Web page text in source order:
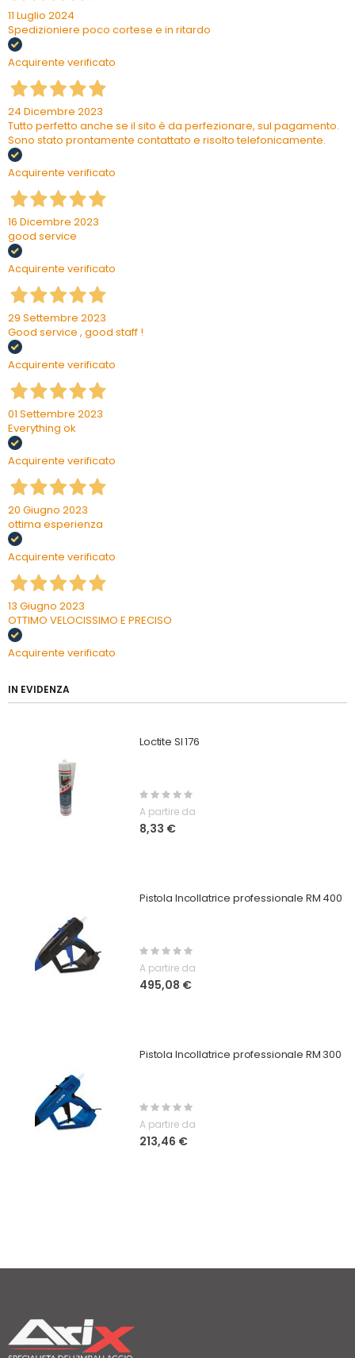
11 Luglio 2024
Spedizioniere poco cortese e in ritardo
Acquirente verificato
24 Dicembre 2023
Tutto perfetto anche se il sito è da perfezionare, sul pagamento.
Sono stato prontamente contattato e risolto telefonicamente.
Acquirente verificato
16 Dicembre 2023
good service
Acquirente verificato
29 Settembre 2023
Good service , good staff !
Acquirente verificato
01 Settembre 2023
Everything ok
Acquirente verificato
20 Giugno 2023
ottima esperienza
Acquirente verificato
13 Giugno 2023
OTTIMO VELOCISSIMO E PRECISO
Acquirente verificato
IN EVIDENZA
Loctite SI 176
Rating:
A partire da
8,33 €
Pistola Incollatrice professionale RM 400
Rating:
A partire da
495,08 €
Pistola Incollatrice professionale RM 300
Rating:
A partire da
213,46 €